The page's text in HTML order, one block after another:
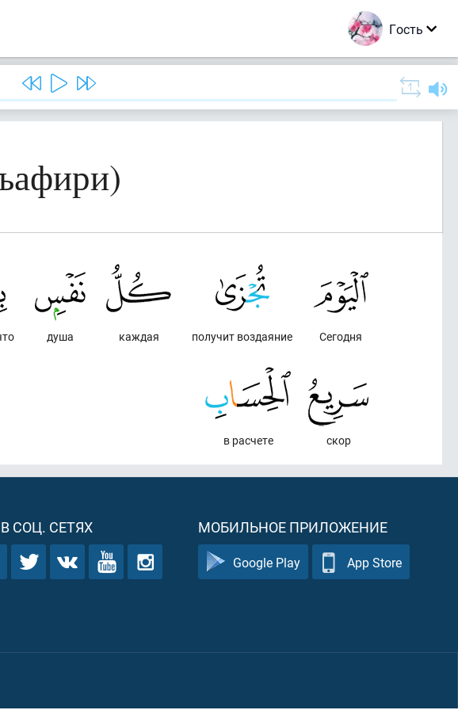
Гость
Сегодня
получит воздаяние
каждая
душа
скор
в расчете
СОЦ. СЕТЯХ МОБИЛЬНОЕ ПРИЛОЖЕНИЕ
Google Play App Store